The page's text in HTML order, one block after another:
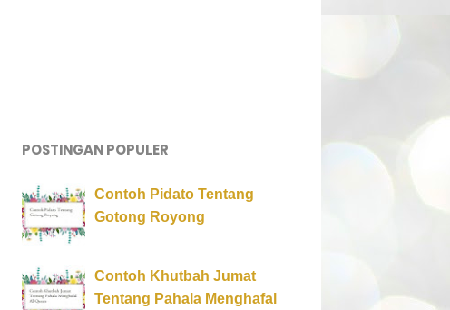
POSTINGAN POPULER
Contoh Pidato Tentang
Gotong Royong
Contoh Khutbah Jumat
Tentang Pahala Menghafal